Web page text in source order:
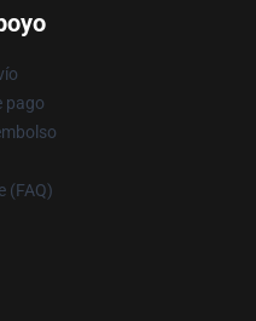
pago
(FAQ)